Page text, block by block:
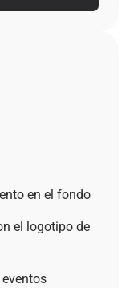
en el fondo
el logotipo de